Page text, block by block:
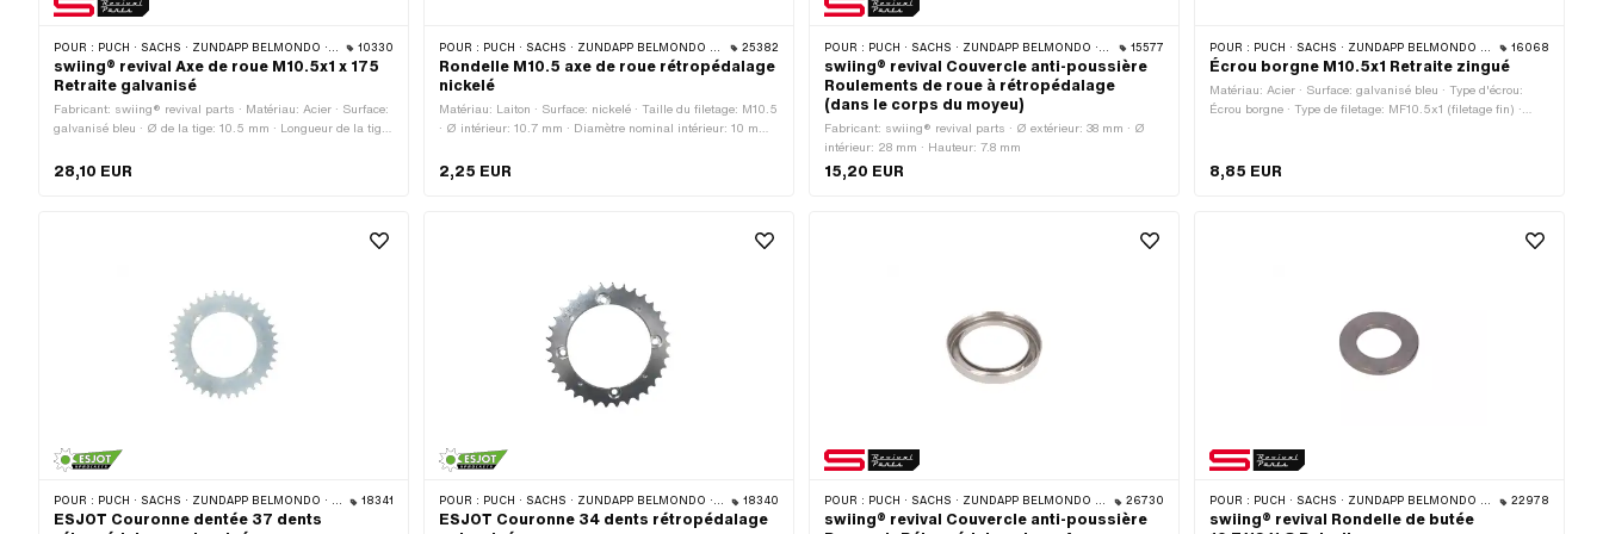
POUR : PUCH · SACHS · ZÜNDAPP BELMONDO · CILO 10330
swiing® revival Axe de roue M10.5x1 x 175
Retraite galvanisé
Fabricant: swiing® revival parts · Matériau: Acier · Surface:
galvanisé bleu · Ø de la tige: 10.5 mm · Longueur de la tige:
Longueur totale: 175 mm · Longueur du filetage: 34 mm ·
Longueur du filetage: 45 mm
28,10 EUR
POUR : PUCH · SACHS · ZÜNDAPP BELMONDO · CILO 25382
Rondelle M10.5 axe de roue rétropédalage
nickelé
Matériau: Laiton · Surface: nickelé · Taille du filetage: M10.5
· Ø intérieur: 10.7 mm · Diamètre nominal intérieur: 10 mm ·
Épaisseur: 1 mm
2,25 EUR
POUR : PUCH · SACHS · ZÜNDAPP BELMONDO · CILO 15577
swiing® revival Couvercle anti-poussière
Roulements de roue à rétropédalage
(dans le corps du moyeu)
Fabricant: swiing® revival parts · Ø extérieur: 38 mm · Ø
intérieur: 28 mm · Hauteur: 7.8 mm
15,20 EUR
POUR : PUCH · SACHS · ZÜNDAPP BELMONDO · CILO 16068
Écrou borgne M10.5x1 Retraite zingué
Matériau: Acier · Surface: galvanisé bleu · Type d'écrou:
Écrou borgne · Type de filetage: MF10.5x1 (filetage fin) ·
8,85 EUR
POUR : PUCH · SACHS · ZÜNDAPP BELMONDO · CILO 18341
ESJOT Couronne dentée 37 dents
POUR : PUCH · SACHS · ZÜNDAPP BELMONDO · CILO 18340
ESJOT Couronne 34 dents rétropédalage
POUR : PUCH · SACHS · ZÜNDAPP BELMONDO · CILO 26730
swiing® revival Couvercle anti-poussière
POUR : PUCH · SACHS · ZÜNDAPP BELMONDO · CILO 22978
swiing® revival Rondelle de butée